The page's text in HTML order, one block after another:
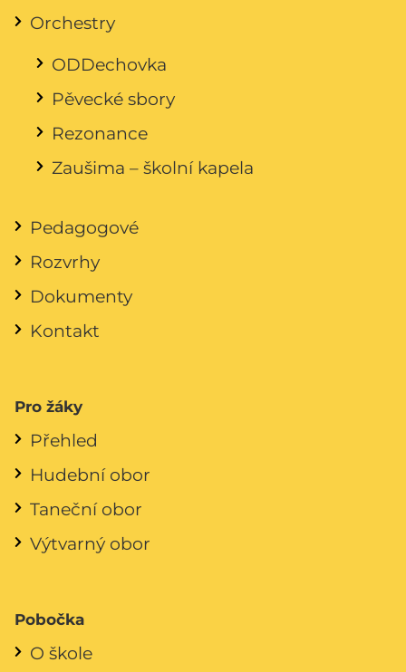
Orchestry
ODDechovka
Pěvecké sbory
Rezonance
Zaušima – školní kapela
Pedagogové
Rozvrhy
Dokumenty
Kontakt
Pro žáky
Přehled
Hudební obor
Taneční obor
Výtvarný obor
Pobočka
O škole